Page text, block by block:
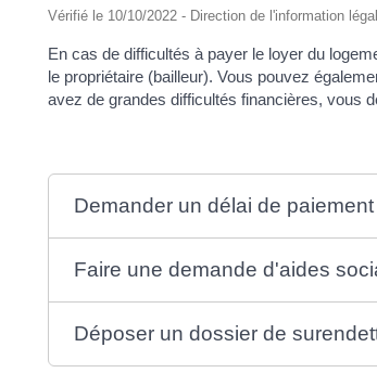
POTS
Vérifié le 10/10/2022 - Direction de l'information
En cas de difficultés à payer le loyer du
le propriétaire (bailleur). Vous pouvez
avez de grandes difficultés financières, vous
Demander un délai de
Faire une demande d'aides
Déposer un dossier de